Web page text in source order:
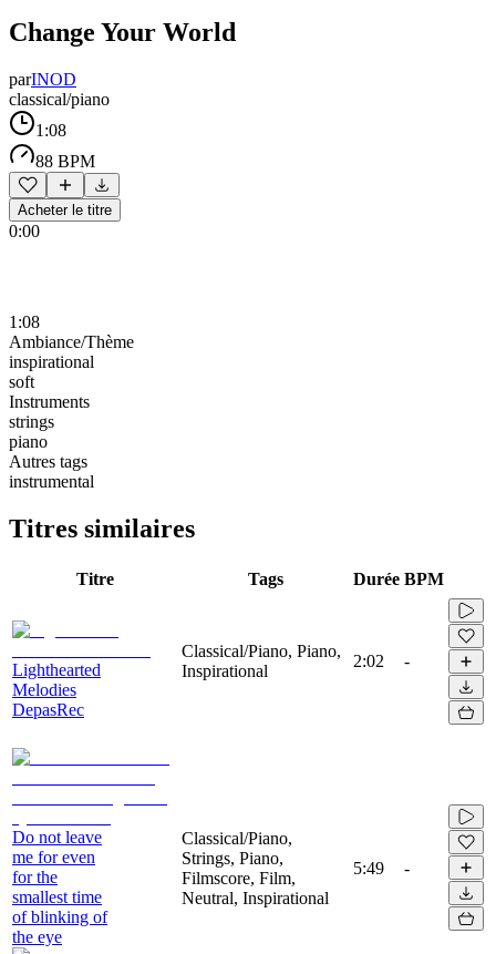
Change Your World
parINOD
classical/piano
1:08
88 BPM
Acheter le titre
0:00
1:08
Ambiance/Thème
inspirational
soft
Instruments
strings
piano
Autres tags
instrumental
Titres similaires
Titre Tags Durée BPM
Lighthearted
Melodies
DepasRec
Classical/Piano, Piano,
Inspirational
2:02 -
Do not leave
me for even
for the
smallest time
of blinking of
the eye
Classical/Piano,
Strings, Piano,
Filmscore, Film,
Neutral, Inspirational
5:49 -